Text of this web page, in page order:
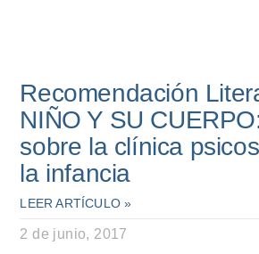
Recomendación
NIÑO Y SU
sobre la clínica
la infancia
LEER ARTÍCULO »
2 de junio, 2017